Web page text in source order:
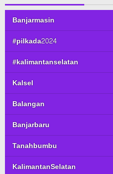
Banjarmasin
#pilkada2024
#kalimantanselatan
Kalsel
Balangan
Banjarbaru
Tanahbumbu
KalimantanSelatan